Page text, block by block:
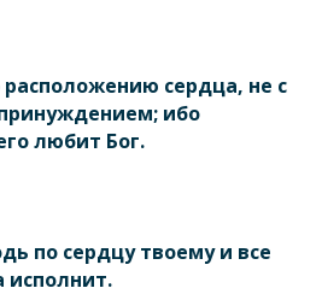
сердца, не с
ибо
любит Бог.
по сердцу твоему и все
исполнит.